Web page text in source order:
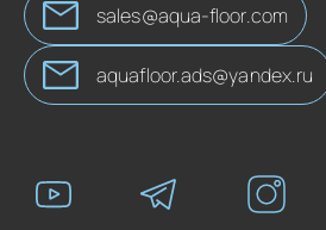
sales@aqua-floor.com
aquafloor.ads@yandex.ru